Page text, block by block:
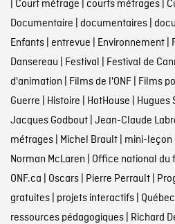
Court métrage courts métrages|
Documentaire documentaires|
Enfants| entrevue Environnement|
Dansereau Festival Festival de
d'animation Films de l'ONF| Films
Guerre Histoire HotHouse Hugues
Jacques Godbout| Jean-Claude
métrages| Michel Brault| mini-leçon
Norman McLaren Office national du
ONF.ca Oscars| Pierre Perrault|
gratuites| projets interactifs| Québec
ressources pédagogiques| Richard